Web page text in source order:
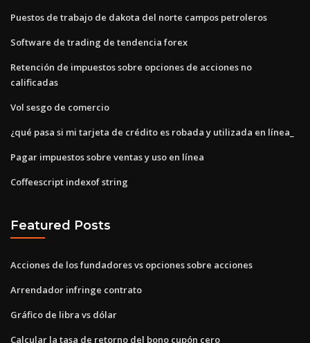
Puestos de trabajo de dakota del norte campos petroleros
Software de trading de tendencia forex
Retención de impuestos sobre opciones de acciones no
calificadas
Vol sesgo de comercio
¿qué pasa si mi tarjeta de crédito es robada y utilizada en línea_
Pagar impuestos sobre ventas y uso en línea
Coffeescript indexof string
Featured Posts
Acciones de los fundadores vs opciones sobre acciones
Arrendador infringe contrato
Gráfico de libra vs dólar
Calcular la tasa de retorno del bono cupón cero